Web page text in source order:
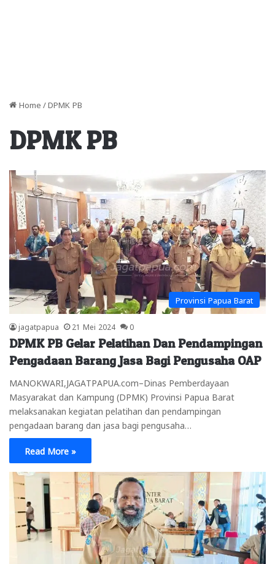
Home / DPMK PB
DPMK PB
Provinsi Papua Barat
jagatpapua 21 Mei 2024 0
DPMK PB Gelar Pelatihan Dan Pendampingan
Pengadaan Barang Jasa Bagi Pengusaha OAP
MANOKWARI,JAGATPAPUA.com–Dinas Pemberdayaan
Masyarakat dan Kampung (DPMK) Provinsi Papua Barat
melaksanakan kegiatan pelatihan dan pendampingan
pengadaan barang dan jasa bagi pengusaha…
Read More »